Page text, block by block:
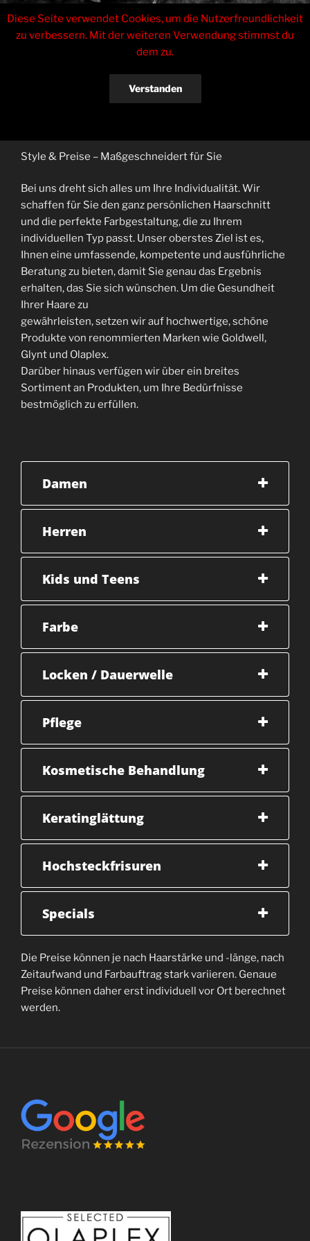
Zum
Inhalt
springen
Tinas Haarstudio
Inhaberin Sabrina Czarkowski
Menü
Style & Preise – Maßgeschneidert für Sie
Bei uns dreht sich alles um Ihre Individualität. Wir
schaffen für Sie den ganz persönlichen Haarschnitt
und die perfekte Farbgestaltung, die zu Ihrem
individuellen Typ passt. Unser oberstes Ziel ist es,
Ihnen eine umfassende, kompetente und ausführliche
Beratung zu bieten, damit Sie genau das Ergebnis
erhalten, das Sie sich wünschen. Um die Gesundheit
Ihrer Haare zu
gewährleisten, setzen wir auf hochwertige, schöne
Produkte von renommierten Marken wie Goldwell,
Glynt und Olaplex.
Darüber hinaus verfügen wir über ein breites
Sortiment an Produkten, um Ihre Bedürfnisse
bestmöglich zu erfüllen.
Damen
Herren
Kids und Teens
Farbe
Locken / Dauerwelle
Pflege
Kosmetische Behandlung
Keratinglättung
Hochsteckfrisuren
Specials
Die Preise können je nach Haarstärke und -länge, nach
Zeitaufwand und Farbauftrag stark variieren. Genaue
Preise können daher erst individuell vor Ort berechnet
werden.
Diese Seite verwendet Cookies, um die Nutzerfreundlichkeit
zu verbessern. Mit der weiteren Verwendung stimmst du
dem zu.
Verstanden